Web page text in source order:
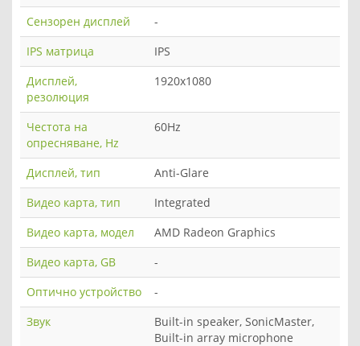
Сензорен дисплей
-
IPS матрица
IPS
Дисплей,
резолюция
1920x1080
Честота на
опресняване, Hz
60Hz
Дисплей, тип
Anti-Glare
Видео карта, тип
Integrated
Видео карта, модел
AMD Radeon Graphics
Видео карта, GB
-
Оптично устройство
-
Звук
Built-in speaker, SonicMaster,
Built-in array microphone